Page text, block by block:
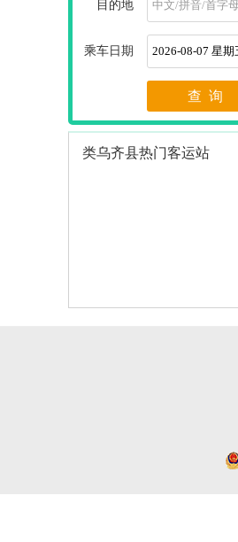
目的地
乘车日期
查 询
类乌齐县热门客运站